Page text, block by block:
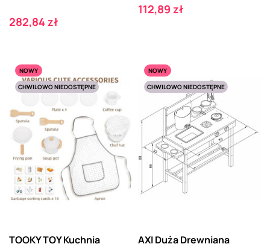
Cena
282,84 zł
Cena
112,89 zł
NOWY
CHWILOWO NIEDOSTĘPNE
TOOKY TOY Kuchnia
NOWY
CHWILOWO NIEDOSTĘPNE
AXI Duża Drewniana